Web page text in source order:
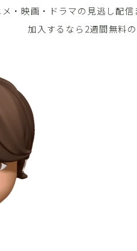
メ・映画・ドラマの見逃し配信
加入するなら2週間無料の